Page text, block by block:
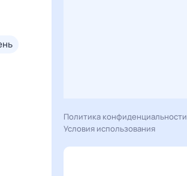
Политика конфиденциальности
Условия использования